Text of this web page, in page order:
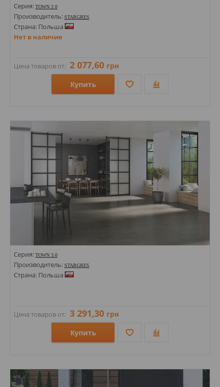
Серия: TOWN 2.0
Производитель: STARGRES
Страна: Польша
Нет в наличие
Цена товаров от: 2 077,60 грн
Купить
Стили: Под бетон; Под камень;
Цвета:
Серия: TOWN 3.0
Производитель: STARGRES
Страна: Польша
Цена товаров от: 3 291,30 грн
Купить
Стили: Под бетон; Под камень;
Цвета: